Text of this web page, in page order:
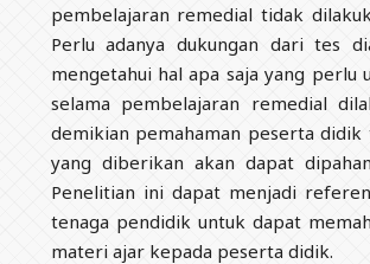
pembelajaran remedial tidak
Perlu adanya dukungan dari tes
mengetahui hal apa saja yang perlu
selama pembelajaran remedial
demikian pemahaman peserta
yang diberikan akan dapat
Penelitian ini dapat menjadi
tenaga pendidik untuk dapat
materi ajar kepada peserta didik.